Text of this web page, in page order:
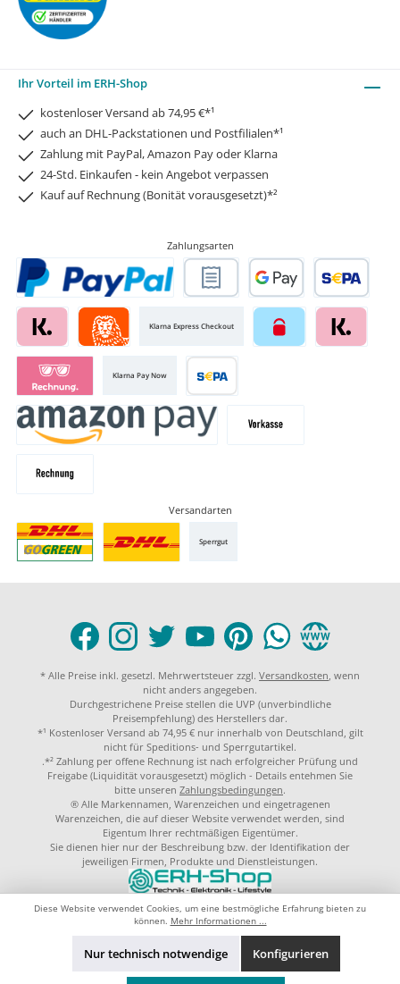
Ihr Vorteil im ERH-Shop
kostenloser Versand ab 74,95 €*¹
auch an DHL-Packstationen und Postfilialen*¹
Zahlung mit PayPal, Amazon Pay oder Klarna
24-Std. Einkaufen - kein Angebot verpassen
Kauf auf Rechnung (Bonität vorausgesetzt)*²
Zahlungsarten
Klarna Express Checkout
Klarna Pay Now
Versandarten
Sperrgut
* Alle Preise inkl. gesetzl. Mehrwertsteuer zzgl. Versandkosten, wenn
nicht anders angegeben.
Durchgestrichene Preise stellen die UVP (unverbindliche
Preisempfehlung) des Herstellers dar.
*¹ Kostenloser Versand ab 74,95 € nur innerhalb von Deutschland, gilt
nicht für Speditions- und Sperrgutartikel.
.*² Zahlung per offene Rechnung ist nach erfolgreicher Prüfung und
Freigabe (Liquidität vorausgesetzt) möglich - Details entehmen Sie
bitte unseren Zahlungsbedingungen.
® Alle Markennamen, Warenzeichen und eingetragenen
Warenzeichen, die auf dieser Website verwendet werden, sind
Eigentum Ihrer rechtmäßigen Eigentümer.
Sie dienen hier nur der Beschreibung bzw. der Identifikation der
jeweiligen Firmen, Produkte und Dienstleistungen.
Diese Website verwendet Cookies, um eine bestmögliche Erfahrung bieten zu
können. Mehr Informationen ...
Nur technisch notwendige Konfigurieren